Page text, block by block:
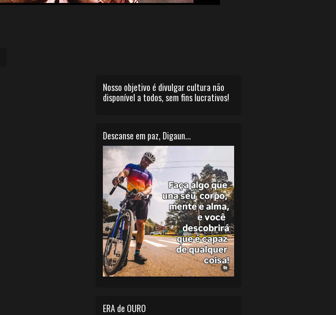
Nosso objetivo é divulgar cultura não
disponível a todos, sem fins lucrativos!
Descanse em paz, Digaun...
ERA de OURO